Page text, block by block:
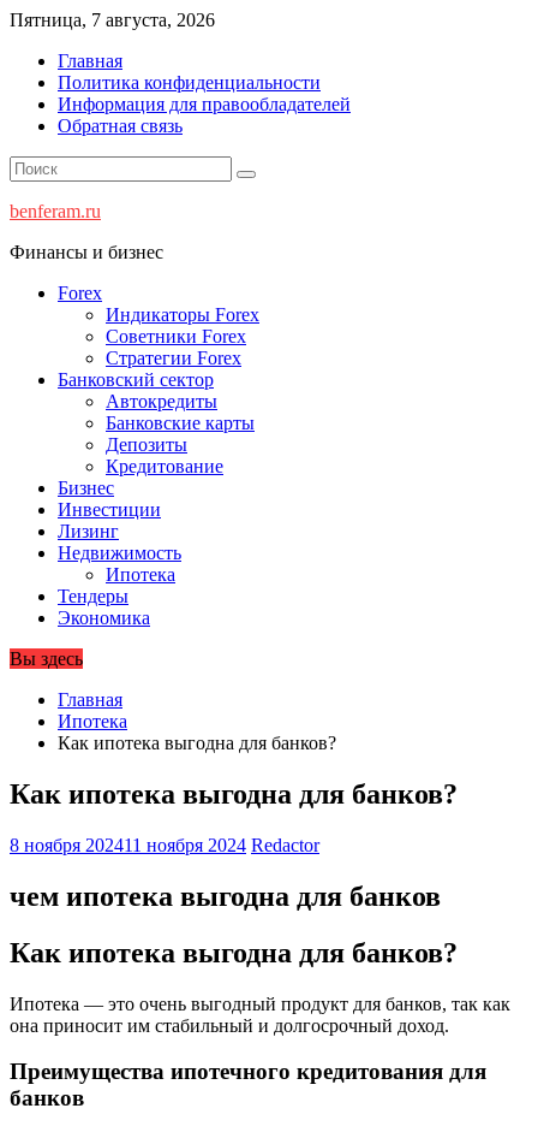
Перейти
содержимому
Пятница, 7 августа, 2026
Главная
Политика конфиденциальности
Информация для правообладателей
Обратная связь
benferam.ru
Финансы и бизнес
Forex
Индикаторы Forex
Советники Forex
Стратегии Forex
Банковский сектор
Автокредиты
Банковские карты
Депозиты
Кредитование
Бизнес
Инвестиции
Лизинг
Недвижимость
Ипотека
Тендеры
Экономика
Вы здесь
Главная
Ипотека
Как ипотека выгодна для банков?
Как ипотека выгодна для банков?
8 ноября 202411 ноября 2024 Redactor
чем ипотека выгодна для банков
Как ипотека выгодна для банков?
Ипотека — это очень выгодный продукт для банков, так как
она приносит им стабильный и долгосрочный доход.
Преимущества ипотечного кредитования для
банков